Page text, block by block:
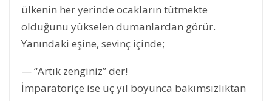
ülkenin her yerinde ocakların tütmekte
olduğunu yükselen dumanlardan görür.
Yanındaki eşine, sevinç içinde;
— “Artık zenginiz” der!
İmparatoriçe ise üç yıl boyunca bakımsızlıktan